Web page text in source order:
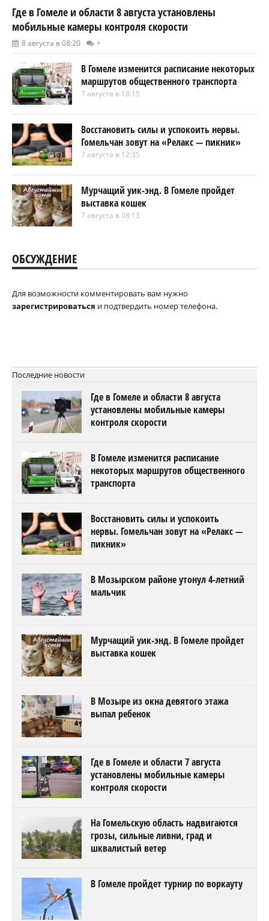
Где в Гомеле и области 8 августа установлены
мобильные камеры контроля скорости
8 августа в 08:20 +
В Гомеле изменится расписание некоторых
маршрутов общественного транспорта
7 августа в 18:15
Восстановить силы и успокоить нервы.
Гомельчан зовут на «Релакс — пикник»
7 августа в 12:35
Мурчащий уик-энд. В Гомеле пройдет
выставка кошек
7 августа в 08:13
ОБСУЖДЕНИЕ
Для возможности комментировать вам нужно
зарегистрироваться и подтвердить номер телефона.
Последние новости
Где в Гомеле и области 8 августа
установлены мобильные камеры
контроля скорости
В Гомеле изменится расписание
некоторых маршрутов общественного
транспорта
Восстановить силы и успокоить
нервы. Гомельчан зовут на «Релакс —
пикник»
В Мозырском районе утонул 4-летний
мальчик
Мурчащий уик-энд. В Гомеле пройдет
выставка кошек
В Мозыре из окна девятого этажа
выпал ребенок
Где в Гомеле и области 7 августа
установлены мобильные камеры
контроля скорости
На Гомельскую область надвигаются
грозы, сильные ливни, град и
шквалистый ветер
В Гомеле пройдет турнир по воркауту